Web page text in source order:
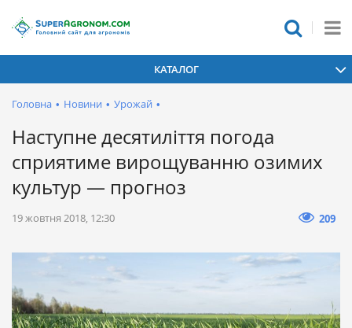
КАТАЛОГ
Головна • Новини • Урожай •
Наступне десятиліття погода
сприятиме вирощуванню озимих
культур — прогноз
19 жовтня 2018, 12:30 209